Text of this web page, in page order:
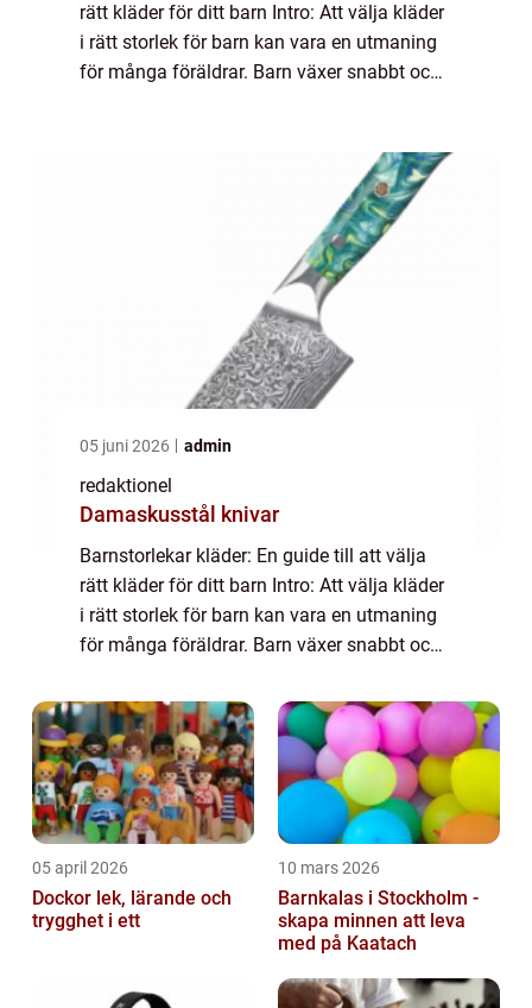
rätt kläder för ditt barn Intro: Att välja kläder
i rätt storlek för barn kan vara en utmaning
för många föräldrar. Barn växer snabbt och
05 juni 2026 admin
redaktionel
Damaskusstål knivar
Barnstorlekar kläder: En guide till att välja
rätt kläder för ditt barn Intro: Att välja kläder
i rätt storlek för barn kan vara en utmaning
för många föräldrar. Barn växer snabbt och
kommer att passa bä...
05 april 2026
Dockor lek, lärande och
trygghet i ett
10 mars 2026
Barnkalas i Stockholm -
skapa minnen att leva
med på Kaatach